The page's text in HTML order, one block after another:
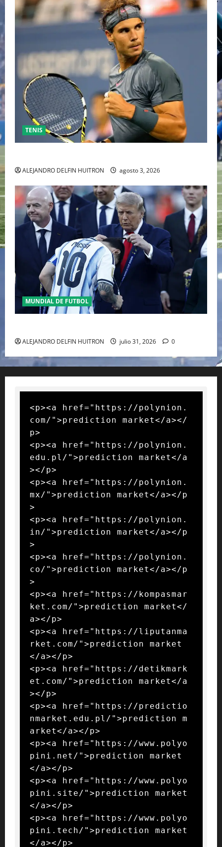
TENIS
ALEJANDRO DELFIN HUITRON agosto 3, 2026
MUNDIAL DE FUTBOL
ALEJANDRO DELFIN HUITRON julio 31, 2026 0
<p><a href="https://polynion.
com/">prediction market</a></
p>
<p><a href="https://polynion.
edu.pl/">prediction market</a
></p>
<p><a href="https://polynion.
mx/">prediction market</a></p
>
<p><a href="https://polynion.
in/">prediction market</a></p
>
<p><a href="https://polynion.
co/">prediction market</a></p
>
<p><a href="https://kompasmar
ket.com/">prediction market</
a></p>
<p><a href="https://liputanma
rket.com/">prediction market
</a></p>
<p><a href="https://detikmark
et.com/">prediction market</a
></p>
<p><a href="https://predictio
nmarket.edu.pl/">prediction m
arket</a></p>
<p><a href="https://www.polyo
pini.net/">prediction market
</a></p>
<p><a href="https://www.polyo
pini.site/">prediction market
</a></p>
<p><a href="https://www.polyo
pini.tech/">prediction market
</a></p>